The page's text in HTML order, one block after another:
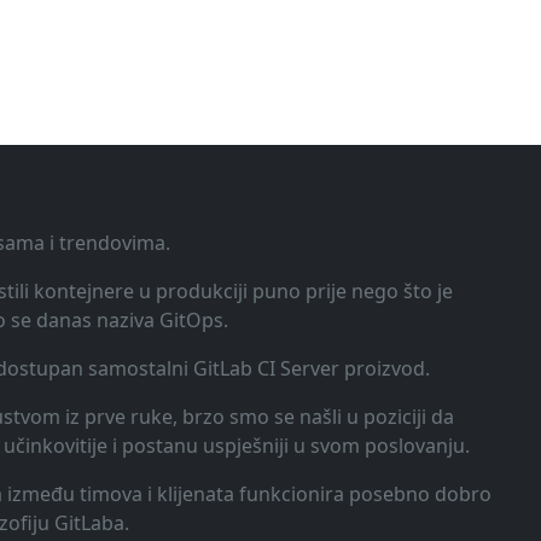
i trendovima.
kontejnere u produkciji puno prije nego što je
danas naziva GitOps.
samostalni GitLab CI Server proizvod.
iz prve ruke, brzo smo se našli u poziciji da
i postanu uspješniji u svom poslovanju.
između timova i klijenata funkcionira posebno dobro
GitLaba.